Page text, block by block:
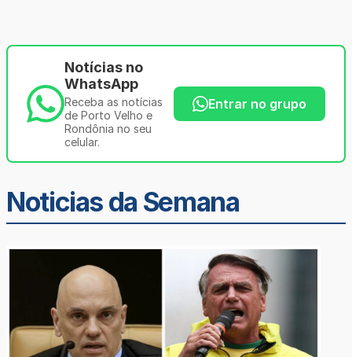
Notícias no
WhatsApp
Receba as notícias
de Porto Velho e
Rondônia no seu
celular.
Entrar no grupo
Noticias da Semana